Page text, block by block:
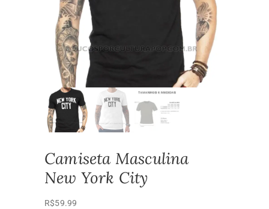
Camiseta Masculina
New York City
R$59.99